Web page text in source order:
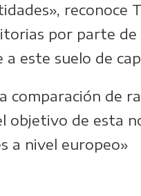
reconoce
por parte de
este suelo de
comparación de
objetivo de esta
a nivel europeo»